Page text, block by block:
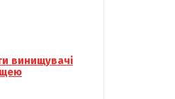
винищувачі